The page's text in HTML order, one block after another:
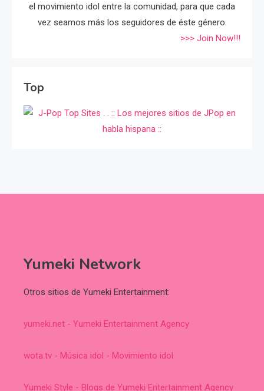
el movimiento idol entre la comunidad, para que cada
vez seamos más los seguidores de éste género.
>>> Join Now!!!
Top
Yumeki Network
Otros sitios de Yumeki Entertainment:
yumeki.net - Yumeki Entertainment Agency
wota.tv - Música idol - Movimiento idol
Yumeki Style - Blogs de Yumeki Entertainment Agency